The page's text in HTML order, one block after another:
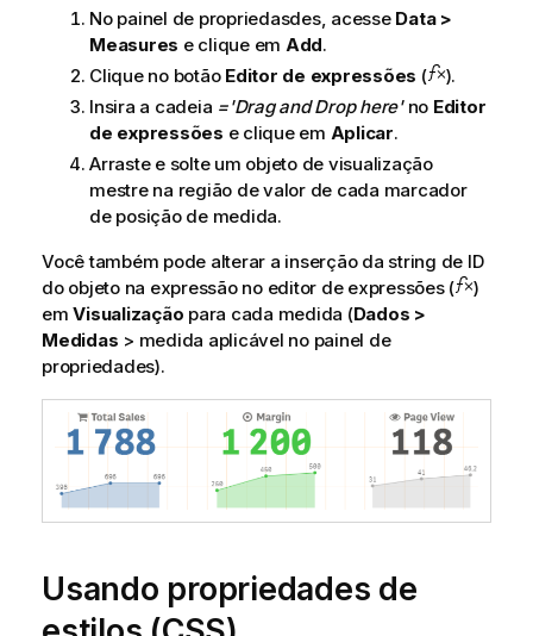
No painel de propriedasdes, acesse Data >
Measures e clique em Add.
Clique no botão Editor de expressões (
).
Insira a cadeia ='Drag and Drop here'no Editor
de expressões e clique em Aplicar.
Arraste e solte um objeto de visualização
mestre na região de valor de cada marcador
de posição de medida.
Você também pode alterar a inserção da string de ID
do objeto na expressão no editor de expressões (
)
emVisualização para cada medida (Dados >
Medidas > medida aplicável no painel de
propriedades).
Usando propriedades de